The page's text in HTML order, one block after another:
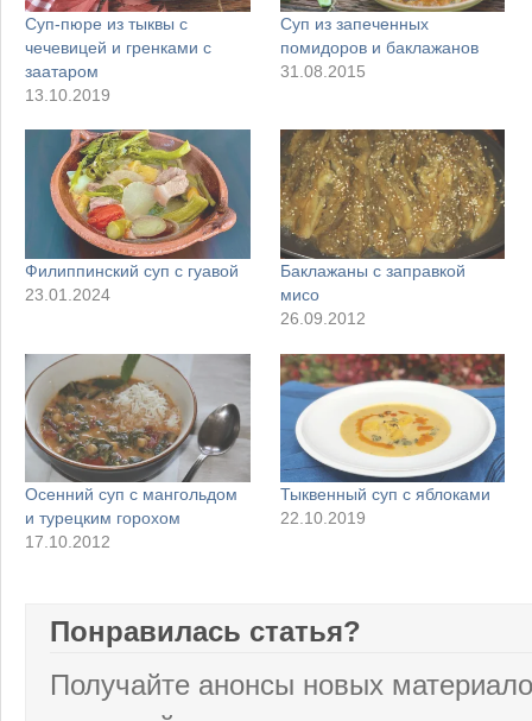
Суп-пюре из тыквы с
чечевицей и гренками с
заатаром
13.10.2019
Суп из запеченных
помидоров и баклажанов
31.08.2015
Филиппинский суп с гуавой
23.01.2024
Баклажаны с заправкой
мисо
26.09.2012
Осенний суп с мангольдом
и турецким горохом
17.10.2012
Тыквенный суп с яблоками
22.10.2019
Понравилась статья?
Получайте анонсы новых